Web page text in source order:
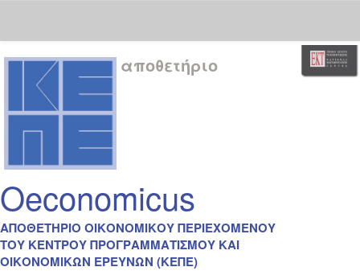
Skip
navigation
αποθετήριο
Oeconomicus
ΑΠΟΘΕΤΗΡΙΟ ΟΙΚΟΝΟΜΙΚΟΥ ΠΕΡΙΕΧΟΜΕΝΟΥ
ΤΟΥ ΚΕΝΤΡΟΥ ΠΡΟΓΡΑΜΜΑΤΙΣΜΟΥ ΚΑΙ
ΟΙΚΟΝΟΜΙΚΩΝ ΕΡΕΥΝΩΝ (ΚΕΠΕ)